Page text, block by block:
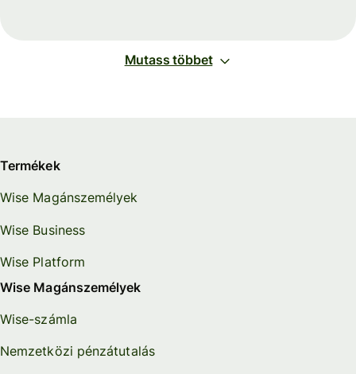
Mutass többet
Termékek
Wise Magánszemélyek
Wise Business
Wise Platform
Wise Magánszemélyek
Wise-számla
Nemzetközi pénzátutalás